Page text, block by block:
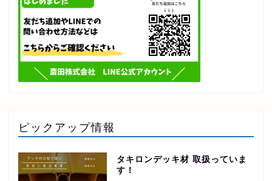
ピックアップ情報
タキロンデッキ材 取扱っていま
す！